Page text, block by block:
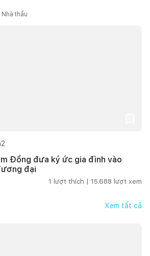
thầu
Đồng đưa ký ức gia đình vào
đại
1 lượt thích | 15.688 lượt xem
Xem tất cả